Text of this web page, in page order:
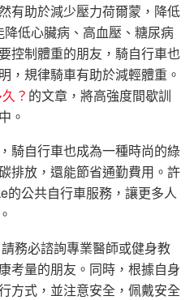
有助於減少壓力荷爾蒙，降低
低心臟病、高血壓、糖尿病
控制體重的朋友，騎自行車也
，規律騎車有助於減輕體重。
？ 的文章，將高強度間歇訓
。
騎自行車也成為一種時尚的綠
排放，還能節省通勤費用。許
的公共自行車服務，讓更多人
務必諮詢專業醫師或健身教
考量的朋友。同時，根據自身
方式，並注意安全，佩戴安全